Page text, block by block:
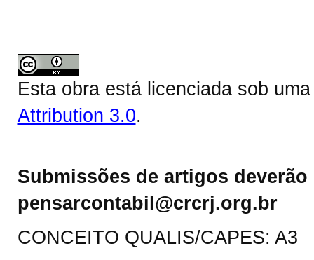
Esta obra está licenciada sob
Attribution 3.0.
Submissões de artigos
pensarcontabil@crcrj.org.br
CONCEITO QUALIS/CAPES: A3